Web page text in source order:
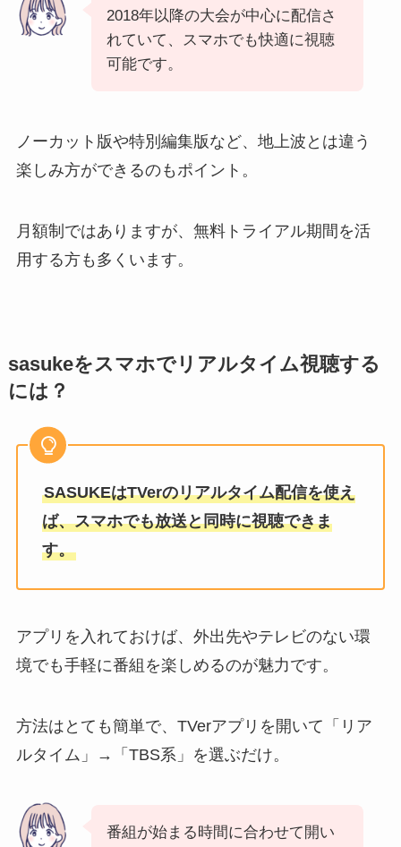
2018年以降の大会が中心に配信さ
れていて、スマホでも快適に視聴
可能です。
ノーカット版や特別編集版など、地上波とは違う
楽しみ方ができるのもポイント。
月額制ではありますが、無料トライアル期間を活
用する方も多くいます。
sasukeをスマホでリアルタイム視聴する
には？
SASUKEはTVerのリアルタイム配信を使え
ば、スマホでも放送と同時に視聴できま
す。
アプリを入れておけば、外出先やテレビのない環
境でも手軽に番組を楽しめるのが魅力です。
方法はとても簡単で、TVerアプリを開いて「リア
ルタイム」→「TBS系」を選ぶだけ。
番組が始まる時間に合わせて開い